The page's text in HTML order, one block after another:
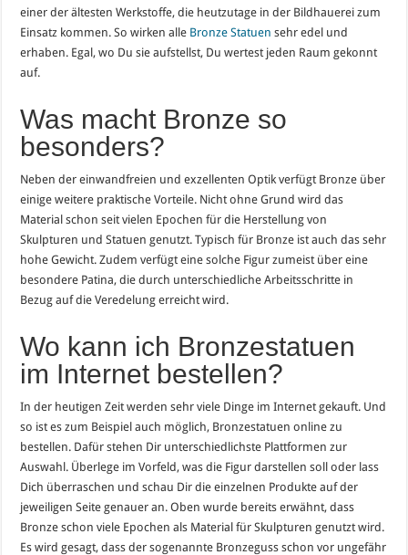
einer der ältesten Werkstoffe, die heutzutage in der Bildhauerei zum
Einsatz kommen. So wirken alle Bronze Statuen sehr edel und
erhaben. Egal, wo Du sie aufstellst, Du wertest jeden Raum gekonnt
auf.
Was macht Bronze so
besonders?
Neben der einwandfreien und exzellenten Optik verfügt Bronze über
einige weitere praktische Vorteile. Nicht ohne Grund wird das
Material schon seit vielen Epochen für die Herstellung von
Skulpturen und Statuen genutzt. Typisch für Bronze ist auch das sehr
hohe Gewicht. Zudem verfügt eine solche Figur zumeist über eine
besondere Patina, die durch unterschiedliche Arbeitsschritte in
Bezug auf die Veredelung erreicht wird.
Wo kann ich Bronzestatuen
im Internet bestellen?
In der heutigen Zeit werden sehr viele Dinge im Internet gekauft. Und
so ist es zum Beispiel auch möglich, Bronzestatuen online zu
bestellen. Dafür stehen Dir unterschiedlichste Plattformen zur
Auswahl. Überlege im Vorfeld, was die Figur darstellen soll oder lass
Dich überraschen und schau Dir die einzelnen Produkte auf der
jeweiligen Seite genauer an. Oben wurde bereits erwähnt, dass
Bronze schon viele Epochen als Material für Skulpturen genutzt wird.
Es wird gesagt, dass der sogenannte Bronzeguss schon vor ungefähr